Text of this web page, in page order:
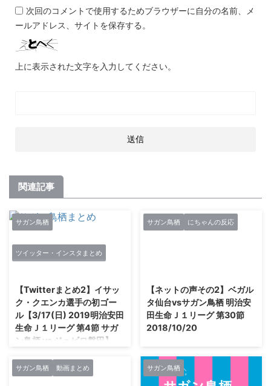
次回のコメントで使用するためブラウザーに自分の名前、メ
ールアドレス、サイトを保存する。
上に表示された文字を入力してください。
関連記事
サガン鳥栖
ツイッター・インスタまとめ
【Twitterまとめ2】イサッ
ク・クエンカ選手の初ゴー
ル【3/17(日) 2019明治安田
生命Ｊ１リーグ 第4節 サガ
ン鳥栖 vs ジュビロ磐田】
戦初勝利 よっしゃああああああ
サガン鳥栖 にちゃんの反応
【ネットの声その2】ベガル
タ仙台vsサガン鳥栖 明治安
田生命Ｊ１リーグ 第30節
2018/10/20
ん、ここは守りたい
2018/10/20(土)
15:49:16.48ID:gKlwAL0L いちお
サガン鳥栖 動画まとめ サガン鳥栖